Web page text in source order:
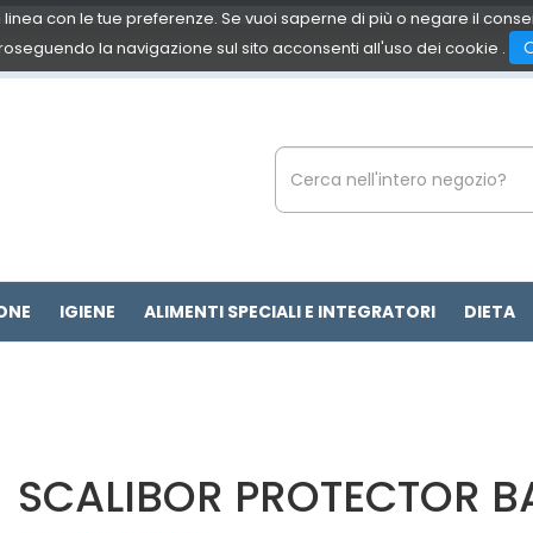
con le tue preferenze. Se vuoi saperne di più o negare il
la navigazione sul sito acconsenti all'uso dei cookie .
Cerca
Prodotto
IGIENE ALIMENTI SPECIALI E INTEGRATORI DIETA
SCALIBOR PROTECTOR